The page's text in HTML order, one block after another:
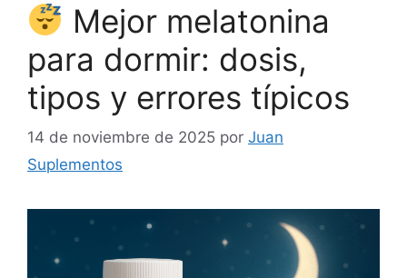
Mejor melatonina
para dormir: dosis,
tipos y errores típicos
14 de noviembre de 2025 por Juan
Suplementos